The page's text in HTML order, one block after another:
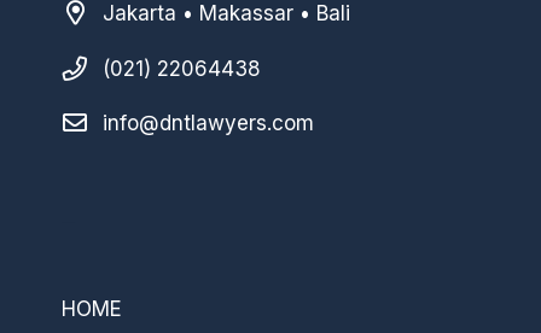
Jakarta • Makassar • Bali
(021) 22064438
info@dntlawyers.com
HOME